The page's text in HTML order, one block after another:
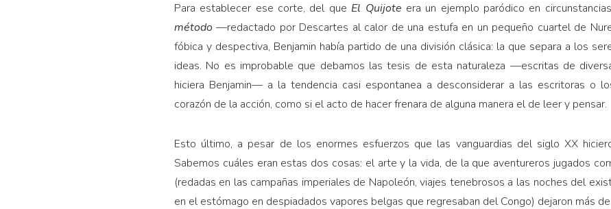
Para establecer ese corte, del que El Quijote era un ejemplo paródico en
método—redactado por Descartes al calor de una estufa en un pequeño cuartel de
fóbica y despectiva, Benjamin había partido de una división clásica: la que separa a los
ideas. No es improbable que debamos las tesis de esta naturaleza —escritas de
hiciera Benjamin— a la tendencia casi espontanea a desconsiderar a las escritoras o
corazón de la acción, como si el acto de hacer frenara de alguna manera el de leer y pensar.
Esto último, a pesar de los enormes esfuerzos que las vanguardias del siglo XX
Sabemos cuáles eran estas dos cosas: el arte y la vida, de la que aventureros jugados
(redadas en las campañas imperiales de Napoleón, viajes tenebrosos a las noches del
en el estómago en despiadados vapores belgas que regresaban del Congo) dejaron más de